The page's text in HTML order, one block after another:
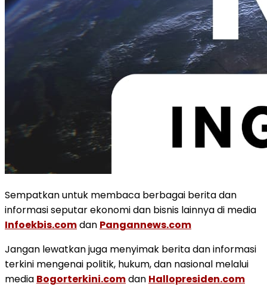
Sempatkan untuk membaca berbagai berita dan
informasi seputar ekonomi dan bisnis lainnya di media
Infoekbis.comdan Pangannews.com
Jangan lewatkan juga menyimak berita dan informasi
terkini mengenai politik, hukum, dan nasional melalui
media Bogorterkini.comdan Hallopresiden.com